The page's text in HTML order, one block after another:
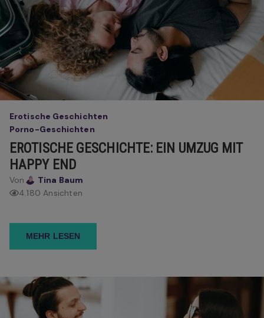
Erotische Geschichten
Porno-Geschichten
EROTISCHE GESCHICHTE: EIN UMZUG MIT
HAPPY END
Von
Tina Baum
4.180 Ansichten
MEHR LESEN